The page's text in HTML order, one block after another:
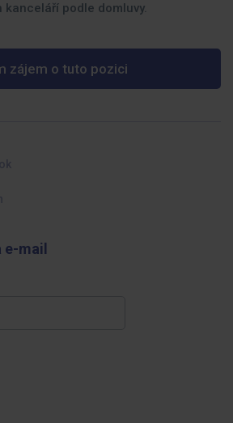
kanceláří podle domluvy.
zájem o tuto pozici
mail